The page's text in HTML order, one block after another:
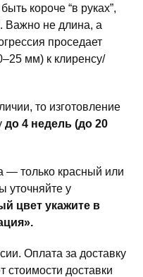
короче “в руках”,
Важно не длина, а
проседает
мм) к клиренсу/
то изготовление
до 4 недель (до 20
— только красный или
уточняйте у
цвет укажите в
Оплата за доставку
стоимости доставки